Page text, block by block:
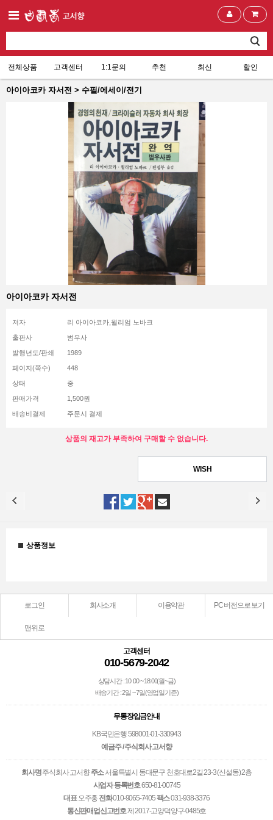
전체상품 고객센터 1:1문의 추천 최신 할인
아이아코카 자서전 > 수필/에세이/전기
아이아코카 자서전
저자 리 아이아코카,윌리엄 노바크
출판사 범우사
발행년도/판쇄 1989
페이지(쪽수) 448
상태 중
판매가격 1,500원
배송비결제 주문시 결제
상품의 재고가 부족하여 구매할 수 없습니다.
WISH
상품정보
로그인 회사소개 이용약관 PC 버전으로 보기
맨위로
고객센터
010-5679-2042
상담시간 : 10 :00 ~ 18:00(월~금)
배송기간 : 2일 ~ 7일(영업일기준)
무통장입금안내
KB국민은행 598001-01-330943
예금주 / 주식회사 고서향
회사명주식회사 고서향 주소서울특별시 동대문구 천호대로2길 23-3 (신설동) 2층
사업자 등록번호650-81-00745
대표오주홍 전화010-9065-7405팩스031-938-3376
통신판매업신고번호제 2017-고양덕양구-0485호